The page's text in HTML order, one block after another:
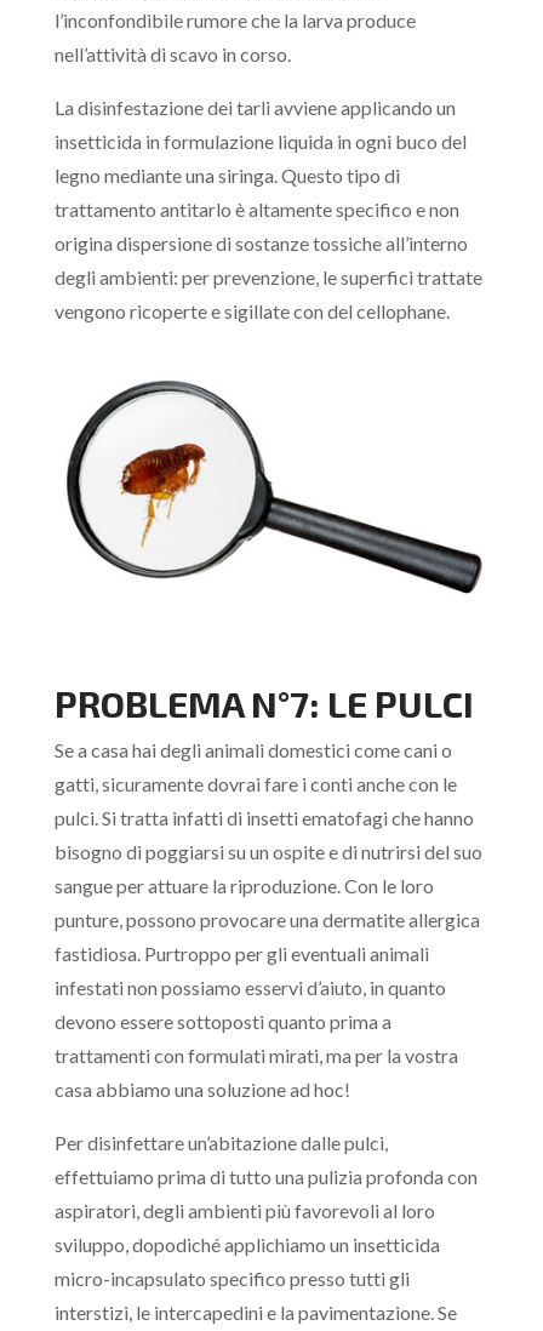
l’inconfondibile rumore che la larva produce
nell’attività di scavo in corso.
La disinfestazione dei tarli avviene applicando un
insetticida in formulazione liquida in ogni buco del
legno mediante una siringa. Questo tipo di
trattamento antitarlo è altamente specifico e non
origina dispersione di sostanze tossiche all’interno
degli ambienti: per prevenzione, le superfici trattate
vengono ricoperte e sigillate con del cellophane.
PROBLEMA N°7: LE PULCI
Se a casa hai degli animali domestici come cani o
gatti, sicuramente dovrai fare i conti anche con le
pulci. Si tratta infatti di insetti ematofagi che hanno
bisogno di poggiarsi su un ospite e di nutrirsi del suo
sangue per attuare la riproduzione. Con le loro
punture, possono provocare una dermatite allergica
fastidiosa. Purtroppo per gli eventuali animali
infestati non possiamo esservi d’aiuto, in quanto
devono essere sottoposti quanto prima a
trattamenti con formulati mirati, ma per la vostra
casa abbiamo una soluzione ad hoc!
Per disinfettare un’abitazione dalle pulci,
effettuiamo prima di tutto una pulizia profonda con
aspiratori, degli ambienti più favorevoli al loro
sviluppo, dopodiché applichiamo un insetticida
micro-incapsulato specifico presso tutti gli
interstizi, le intercapedini e la pavimentazione. Se